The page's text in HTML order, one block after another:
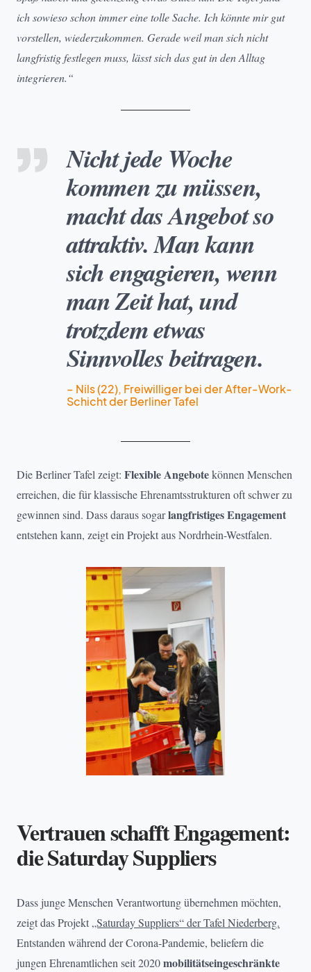
ich sowieso schon immer eine tolle Sache. Ich könnte mir gut
vorstellen, wiederzukommen. Gerade weil man sich nicht
langfristig festlegen muss, lässt sich das gut in den Alltag
integrieren.“
Nicht jede Woche
kommen zu müssen,
macht das Angebot so
attraktiv. Man kann
sich engagieren, wenn
man Zeit hat, und
trotzdem etwas
Sinnvolles beitragen.
– Nils (22), Freiwilliger bei der After-Work-
Schicht der Berliner Tafel
Die Berliner Tafel zeigt: Flexible Angebotekönnen Menschen
erreichen, die für klassische Ehrenamtsstrukturen oft schwer zu
gewinnen sind. Dass daraus sogarlangfristiges Engagement
entstehen kann, zeigt ein Projekt aus Nordrhein-Westfalen.
Vertrauen schafft Engagement:
die Saturday Suppliers
Dass junge Menschen Verantwortung übernehmen möchten,
zeigt das Projekt „Saturday Suppliers“ der Tafel Niederberg.
Entstanden während der Corona-Pandemie, beliefern die
jungen Ehrenamtlichen seit 2020mobilitätseingeschränkte